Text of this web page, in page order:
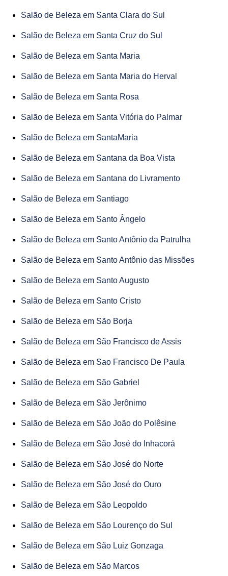
Salão de Beleza em Santa Clara do Sul
Salão de Beleza em Santa Cruz do Sul
Salão de Beleza em Santa Maria
Salão de Beleza em Santa Maria do Herval
Salão de Beleza em Santa Rosa
Salão de Beleza em Santa Vitória do Palmar
Salão de Beleza em SantaMaria
Salão de Beleza em Santana da Boa Vista
Salão de Beleza em Santana do Livramento
Salão de Beleza em Santiago
Salão de Beleza em Santo Ângelo
Salão de Beleza em Santo Antônio da Patrulha
Salão de Beleza em Santo Antônio das Missões
Salão de Beleza em Santo Augusto
Salão de Beleza em Santo Cristo
Salão de Beleza em São Borja
Salão de Beleza em São Francisco de Assis
Salão de Beleza em Sao Francisco De Paula
Salão de Beleza em São Gabriel
Salão de Beleza em São Jerônimo
Salão de Beleza em São João do Polêsine
Salão de Beleza em São José do Inhacorá
Salão de Beleza em São José do Norte
Salão de Beleza em São José do Ouro
Salão de Beleza em São Leopoldo
Salão de Beleza em São Lourenço do Sul
Salão de Beleza em São Luiz Gonzaga
Salão de Beleza em São Marcos